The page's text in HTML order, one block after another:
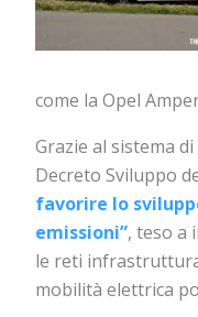
come la Opel
Grazie al sistema di
Decreto Sviluppo
favorire lo
emissioni”, teso a
le reti
mobilità elettrica